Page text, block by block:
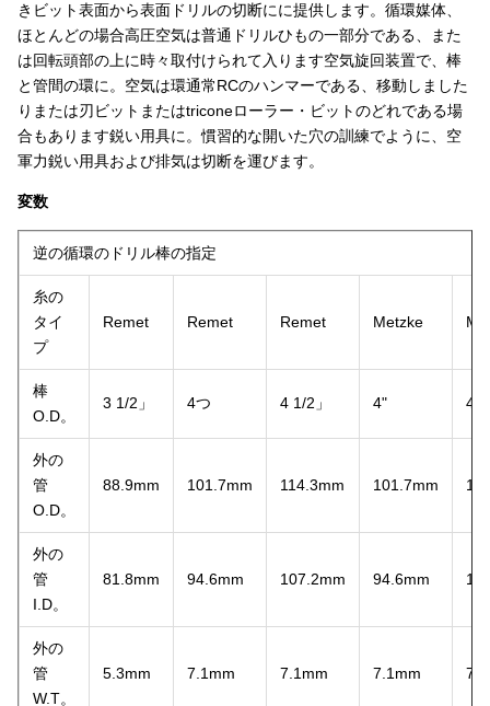
きビット表面から表面ドリルの切断にに提供します。循環媒体、
ほとんどの場合高圧空気は普通ドリルひもの一部分である、また
は回転頭部の上に時々取付けられて入ります空気旋回装置で、棒
と管間の環に。空気は環通常RCのハンマーである、移動しました
りまたは刃ビットまたはtriconeローラー・ビットのどれである場
合もあります鋭い用具に。慣習的な開いた穴の訓練でように、空
軍力鋭い用具および排気は切断を運びます。
変数
逆の循環のドリル棒の指定
糸の
タイ
プ
Remet Remet Remet Metzke
棒
O.D。
3 1/2」 4つ 4 1/2」 4" 4
外の
管
O.D。
88.9mm 101.7mm 114.3mm 101.7mm
外の
管
I.D。
81.8mm 94.6mm 107.2mm 94.6mm
外の
管
W.T。
5.3mm 7.1mm 7.1mm 7.1mm